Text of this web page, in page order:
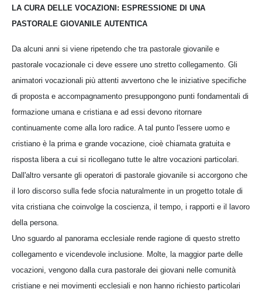
LA CURA DELLE VOCAZIONI: ESPRESSIONE DI UNA
PASTORALE GIOVANILE AUTENTICA
Da alcuni anni si viene ripetendo che tra pastorale giovanile e
pastorale vocazionale ci deve essere uno stretto collegamento. Gli
animatori vocazionali più attenti avvertono che le iniziative specifiche
di proposta e accompagnamento presuppongono punti fondamentali di
formazione umana e cristiana e ad essi devono ritornare
continuamente come alla loro radice. A tal punto l'essere uomo e
cristiano è la prima e grande vocazione, cioè chiamata gratuita e
risposta libera a cui si ricollegano tutte le altre vocazioni particolari.
Dall'altro versante gli operatori di pastorale giovanile si accorgono che
il loro discorso sulla fede sfocia naturalmente in un progetto totale di
vita cristiana che coinvolge la coscienza, il tempo, i rapporti e il lavoro
della persona.
Uno sguardo al panorama ecclesiale rende ragione di questo stretto
collegamento e vicendevole inclusione. Molte, la maggior parte delle
vocazioni, vengono dalla cura pastorale dei giovani nelle comunità
cristiane e nei movimenti ecclesiali e non hanno richiesto particolari